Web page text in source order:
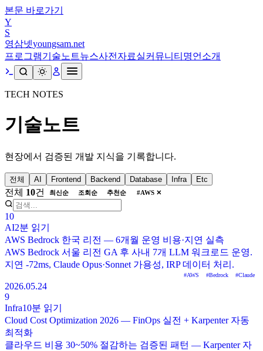
본문 바로가기
Y
S
영삼넷youngsam.net
프로그램기술노트뉴스사전 자료실커뮤니티 명언 소개
TECH NOTES
기술노트
현장에서 검증된 개발 지식을 기록합니다.
전체 AI Frontend Backend Database Infra Etc
전체 10건 최신순 조회순 추천순 #AWS ✕
10
AI2분 읽기
AWS Bedrock 한국 리전 — 6개월 운영 비용·지연 실측
AWS Bedrock 서울 리전 GA 후 사내 7개 LLM 워크로드 운영.
지연 -72ms, Claude Opus·Sonnet 가용성, IRP 데이터 처리.
#AWS #Bedrock #Claude
2026.05.24
9
Infra10분 읽기
Cloud Cost Optimization 2026 — FinOps 실전 + Karpenter 자동
최적화
클라우드 비용 30~50% 절감하는 검증된 패턴 — Karpenter 자